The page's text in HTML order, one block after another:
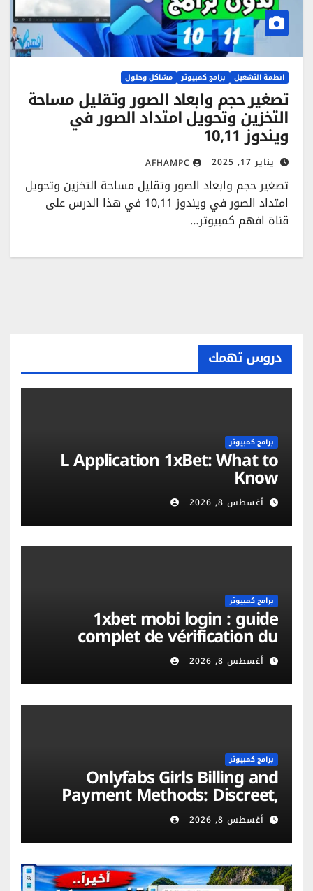
انظمة التشغيل برامج كمبيوتر مشاكل وحلول
تصغير حجم وابعاد الصور وتقليل مساحة
التخزين وتحويل امتداد الصور في
ويندوز 10,11
يناير 17, 2025 AFHAMPC
تصغير حجم وابعاد الصور وتقليل مساحة التخزين وتحويل
امتداد الصور في ويندوز 10,11 في هذا الدرس على
قناة افهم كمبيوتر…
دروس تهمك
برامج كمبيوتر
L Application 1xBet: What to
Know
أغسطس 8, 2026
برامج كمبيوتر
1xbet mobi login : guide
complet de vérification du
compte et sécurité mobile
أغسطس 8, 2026
برامج كمبيوتر
Onlyfabs Girls Billing and
Payment Methods: Discreet,
Secure & Flexible Options
أغسطس 8, 2026